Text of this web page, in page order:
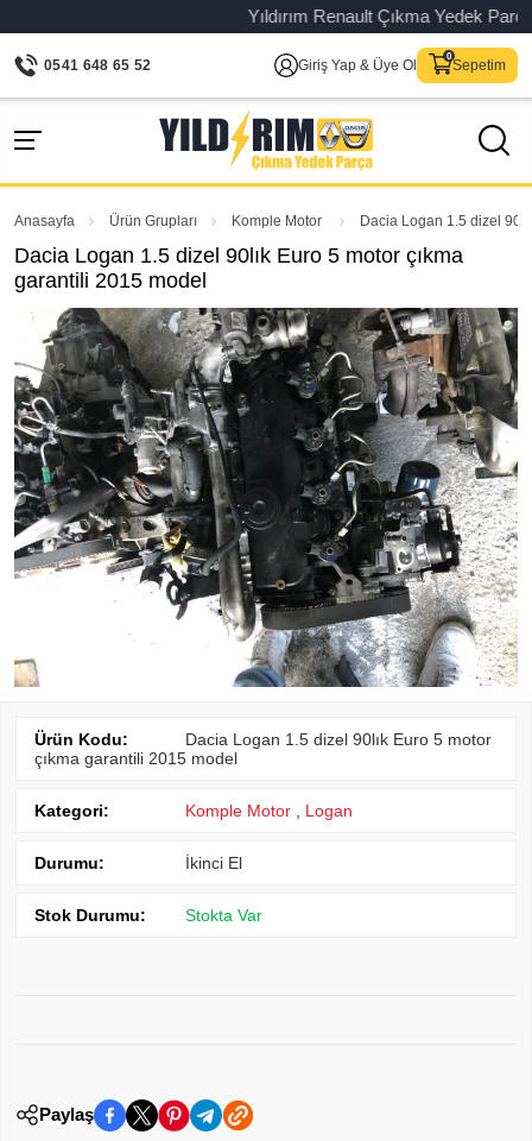
Yıldırım Renault Çıkma Yedek
0541 648 65 52 Giriş Yap & Üye Ol Sepetim
Anasayfa Ürün Grupları Komple Motor Dacia Logan 1.5 dizel
Dacia Logan 1.5 dizel 90lık Euro 5 motor çıkma
garantili 2015 model
Ürün Kodu:
Dacia Logan 1.5 dizel 90lık Euro 5 motor
çıkma garantili 2015 model
Kategori: Komple Motor Logan
Durumu: İkinci El
Stok Durumu: Stokta Var
Paylaş